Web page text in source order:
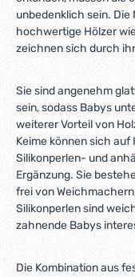
unbedenklich sein. Die
hochwertige Hölzer
zeichnen sich durch
Sie sind angenehm
sein, sodass Babys
weiterer Vorteil von
Keime können sich
Silikonperlen- und
Ergänzung. Sie
frei von
Silikonperlen sind
zahnende Babys
Die Kombination aus